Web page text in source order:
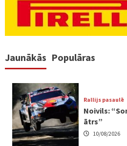
Jaunākās Populāras
Rallijs pasaulē
Noivils:
ātrs”
10/08/2026